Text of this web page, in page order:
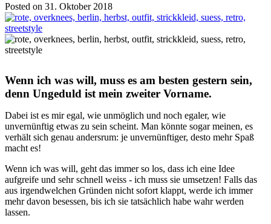
Posted on 31. Oktober 2018
Wenn ich was will, muss es am besten gestern sein,
denn Ungeduld ist mein zweiter Vorname.
Dabei ist es mir egal, wie unmöglich und noch egaler, wie
unvernünftig etwas zu sein scheint. Man könnte sogar meinen, es
verhält sich genau andersrum: je unvernünftiger, desto mehr Spaß
macht es!
Wenn ich was will, geht das immer so los, dass ich eine Idee
aufgreife und sehr schnell weiss - ich muss sie umsetzen! Falls das
aus irgendwelchen Gründen nicht sofort klappt, werde ich immer
mehr davon besessen, bis ich sie tatsächlich habe wahr werden
lassen.